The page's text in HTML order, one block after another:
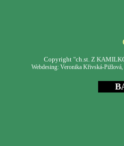
Copyright "ch.st. Z
Webdesing: Veronika Křivská-Pižlová,